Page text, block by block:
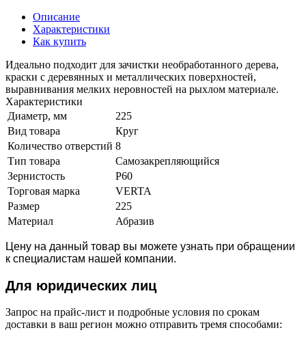
Описание
Характеристики
Как купить
Идеально подходит для зачистки необработанного дерева,
краски с деревянных и металлических поверхностей,
выравнивания мелких неровностей на рыхлом материале.
Характеристики
Диаметр, мм
225
Вид товара
Круг
Количество отверстий 8
Тип товара
Самозакрепляющийся
Зернистость
Р60
Торговая марка
VERTA
Размер
225
Материал
Абразив
Цену на данный товар вы можете узнать при обращении
к специалистам нашей компании.
Для юридических лиц
Запрос на прайс-лист и подробные условия по срокам
доставки в ваш регион можно отправить тремя способами: